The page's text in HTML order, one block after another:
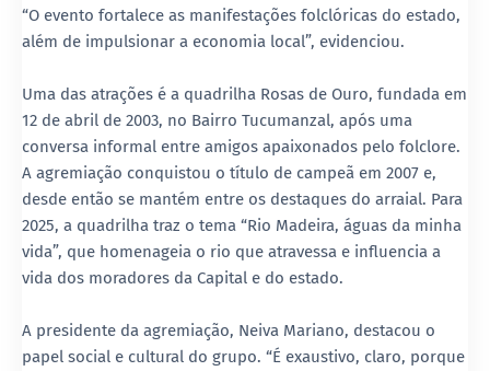
“O evento fortalece as manifestações folclóricas do estado,
além de impulsionar a economia local”, evidenciou.
Uma das atrações é a quadrilha Rosas de Ouro, fundada em
12 de abril de 2003, no Bairro Tucumanzal, após uma
conversa informal entre amigos apaixonados pelo folclore.
A agremiação conquistou o título de campeã em 2007 e,
desde então se mantém entre os destaques do arraial. Para
2025, a quadrilha traz o tema “Rio Madeira, águas da minha
vida”, que homenageia o rio que atravessa e influencia a
vida dos moradores da Capital e do estado.
A presidente da agremiação, Neiva Mariano, destacou o
papel social e cultural do grupo. “É exaustivo, claro, porque